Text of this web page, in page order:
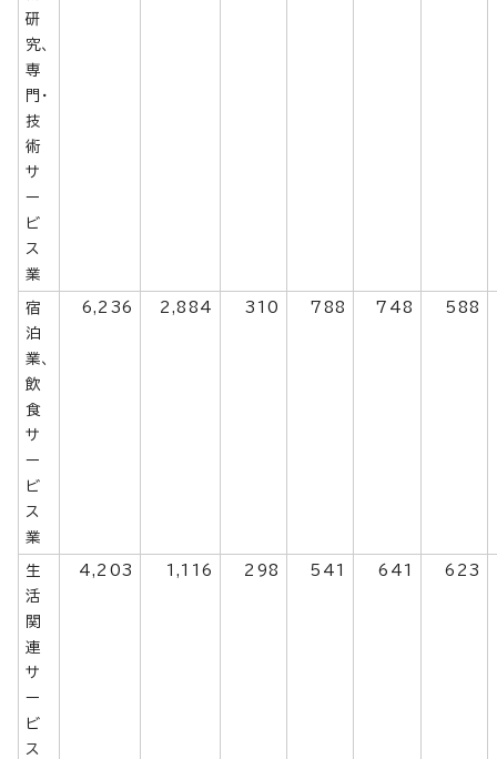
研
究、
専
門・
技
術
サ
ー
ビ
ス
業
宿
泊
業、
飲
食
サ
ー
ビ
ス
業
6,236 2,884 310 788 748 588
生
活
関
連
サ
ー
ビ
ス
4,203 1,116 298 541 641 623